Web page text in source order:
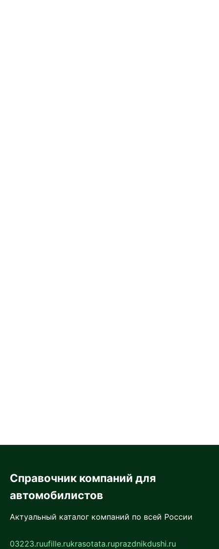
Справочник компаний для
автомобилистов
Актуальный каталог компаний по всей России
03223.ruufille.rukrasotata.ruprazdnikdushi.ru